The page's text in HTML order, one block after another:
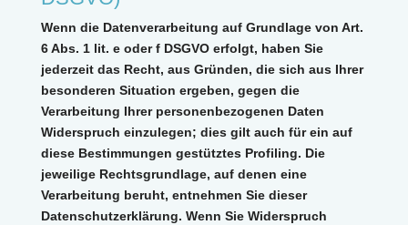
Wenn die Datenverarbeitung auf Grundlage von Art.
6 Abs. 1 lit. e oder f DSGVO erfolgt, haben Sie
jederzeit das Recht, aus Gründen, die sich aus Ihrer
besonderen Situation ergeben, gegen die
Verarbeitung Ihrer personenbezogenen Daten
Widerspruch einzulegen; dies gilt auch für ein auf
diese Bestimmungen gestütztes Profiling. Die
jeweilige Rechtsgrundlage, auf denen eine
Verarbeitung beruht, entnehmen Sie dieser
Datenschutzerklärung. Wenn Sie Widerspruch